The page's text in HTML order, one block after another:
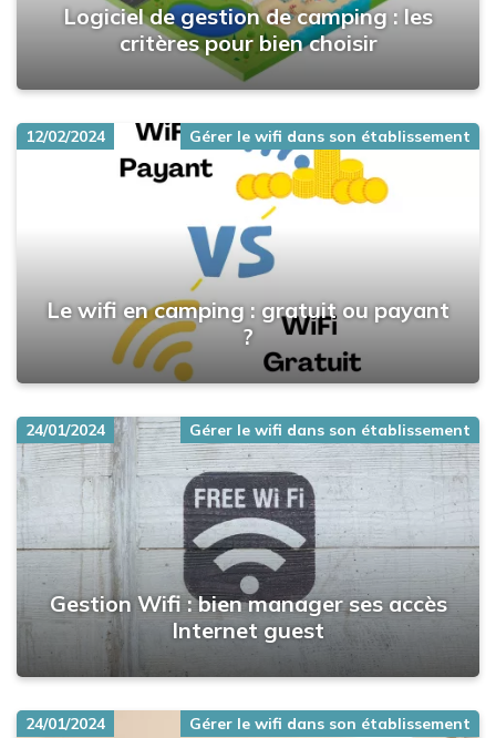
Logiciel de gestion de camping : les
critères pour bien choisir
Le wifi en camping : gratuit ou payant
?
12/02/2024 Gérer le wifi dans son établissement
Gestion Wifi : bien manager ses accès
Internet guest
24/01/2024 Gérer le wifi dans son établissement
24/01/2024 Gérer le wifi dans son établissement